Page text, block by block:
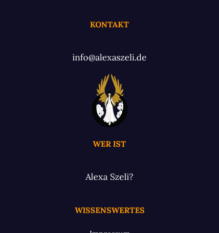
KONTAKT
info@alexaszeli.de
WER IST
Alexa Szeli?
WISSENSWERTES